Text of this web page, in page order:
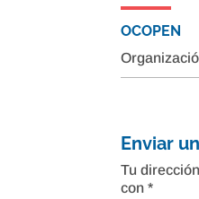
OCOPEN
Enviar
Tu
con*